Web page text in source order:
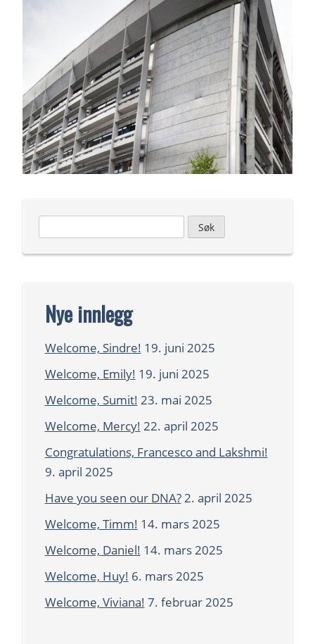
etter:
Nye innlegg
Welcome, Sindre! 19. juni 2025
Welcome, Emily! 19. juni 2025
Welcome, Sumit! 23. mai 2025
Welcome, Mercy! 22. april 2025
Congratulations, Francesco and Lakshmi!
9. april 2025
Have you seen our DNA?2. april 2025
Welcome, Timm! 14. mars 2025
Welcome, Daniel! 14. mars 2025
Welcome, Huy! 6. mars 2025
Welcome, Viviana! 7. februar 2025